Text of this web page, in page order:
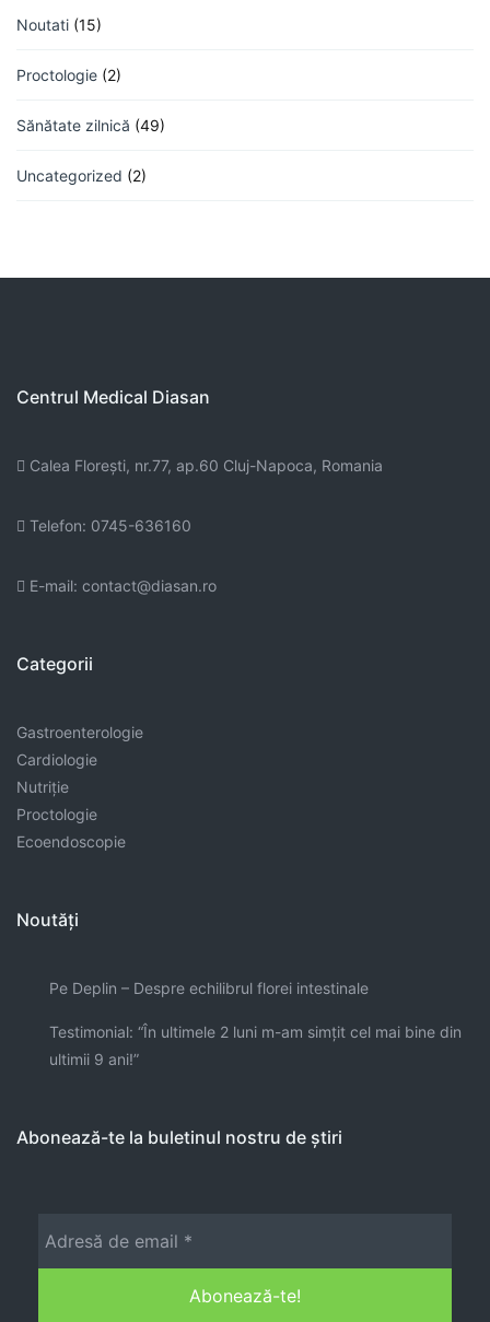
Noutati (15)
Proctologie (2)
Sănătate zilnică (49)
Uncategorized (2)
Centrul Medical Diasan
Calea Floreşti, nr.77, ap.60 Cluj-Napoca, Romania
Telefon: 0745-636160
E-mail: contact@diasan.ro
Categorii
Gastroenterologie
Cardiologie
Nutriție
Proctologie
Ecoendoscopie
Noutăți
Pe Deplin – Despre echilibrul florei intestinale
Testimonial: “În ultimele 2 luni m-am simţit cel mai bine din
ultimii 9 ani!”
Abonează-te la buletinul nostru de știri